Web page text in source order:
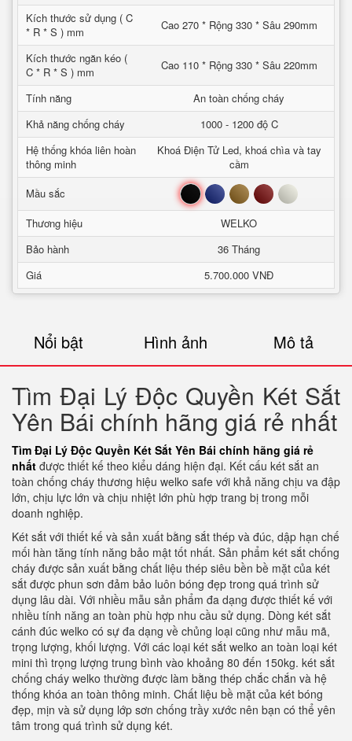
Kích thước sử dụng ( C
* R * S ) mm
Cao 270 * Rộng 330 * Sâu 290mm
Kích thước ngăn kéo (
C * R * S ) mm
Cao 110 * Rộng 330 * Sâu 220mm
Tính năng
An toàn chống cháy
Khả năng chống cháy
1000 - 1200 độ C
Hệ thống khóa liên hoàn
thông minh
Khoá Điện Tử Led, khoá chìa và tay
cầm
Mầu sắc
Đen Xanh Nâu Đỏ Trắng
Thương hiệu
WELKO
Bảo hành
36 Tháng
Giá
5.700.000 VNĐ
Nổi bật Hình ảnh Mô tả
Tìm Đại Lý Độc Quyền Két Sắt
Yên Bái chính hãng giá rẻ nhất
Tìm Đại Lý Độc Quyền Két Sắt Yên Bái chính hãng giá rẻ
nhất được thiết kế theo kiểu dáng hiện đại. Kết cấu két sắt an
toàn chống cháy thương hiệu welko safe với khả năng chịu va đập
lớn, chịu lực lớn và chịu nhiệt lớn phù hợp trang bị trong mỗi
doanh nghiệp.
Két sắt với thiết kế và sản xuất bằng sắt thép và đúc, dập hạn chế
mối hàn tăng tính năng bảo mật tốt nhất. Sản phẩm két sắt chống
cháy được sản xuất bằng chất liệu thép siêu bền bề mặt của két
sắt được phun sơn đảm bảo luôn bóng đẹp trong quá trình sử
dụng lâu dài. Với nhiều mẫu sản phẩm đa dạng được thiết kế với
nhiều tính năng an toàn phù hợp nhu cầu sử dụng. Dòng két sắt
cánh đúc welko có sự đa dạng về chủng loại cũng như mẫu mã,
trọng lượng, khối lượng. Với các loại két sắt welko an toàn loại két
mini thì trọng lượng trung bình vào khoảng 80 đến 150kg. két sắt
chống cháy welko thường được làm bằng thép chắc chắn và hệ
thống khóa an toàn thông minh. Chất liệu bề mặt của két bóng
đẹp, mịn và sử dụng lớp sơn chống trầy xước nên bạn có thể yên
tâm trong quá trình sử dụng két.